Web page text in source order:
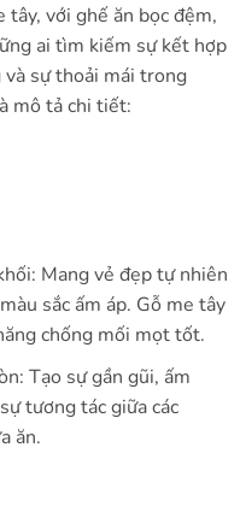
tây, với ghế ăn bọc đệm,
ai tìm kiếm sự kết hợp
sự thoải mái trong
mô tả chi tiết:
Mang vẻ đẹp tự nhiên
sắc ấm áp. Gỗ me tây
chống mối mọt tốt.
Tạo sự gần gũi, ấm
tương tác giữa các
ăn.